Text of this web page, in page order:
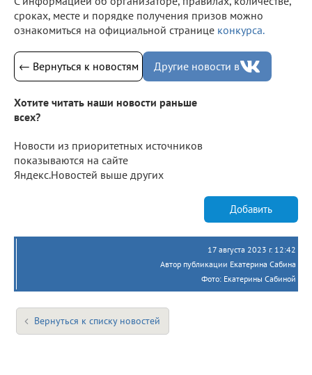
сроках, месте и порядке получения призов можно
ознакомиться на официальной странице конкурса.
← Вернуться к новостям Другие новости в
Хотите читать наши новости раньше
всех?
Новости из приоритетных источников
показываются на сайте
Яндекс.Новостей выше других
Добавить
17 августа 2023 г. 12:42
Автор публикации Екатерина Сабина
Фото: Екатерины Сабиной
Вернуться к списку новостей